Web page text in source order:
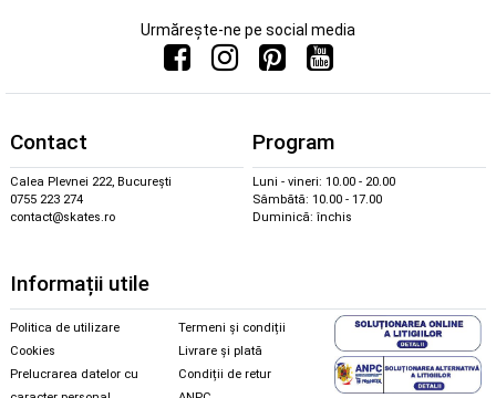
Urmărește-ne pe social media
Contact
Calea Plevnei 222, București
0755 223 274
contact@skates.ro
Program
Luni - vineri: 10.00 - 20.00
Sâmbătă: 10.00 - 17.00
Duminică: închis
Informații utile
Politica de utilizare
Cookies
Prelucrarea datelor cu
Termeni și condiții
Livrare și plată
Condiții de retur